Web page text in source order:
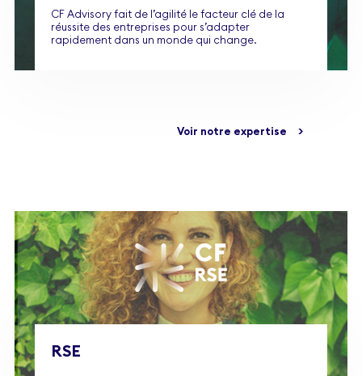
CF Advisory fait de l’agilité le facteur clé de la
réussite des entreprises pour s’adapter
rapidement dans un monde qui change.
Voir notre expertise >
RSE